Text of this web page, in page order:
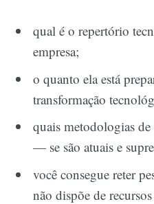
qual é o repertório
empresa;
o quanto ela está
transformação
quais metodologias
— se são atuais e
você consegue reter
não dispõe de